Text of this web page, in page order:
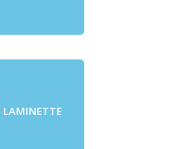
LAMINETTE